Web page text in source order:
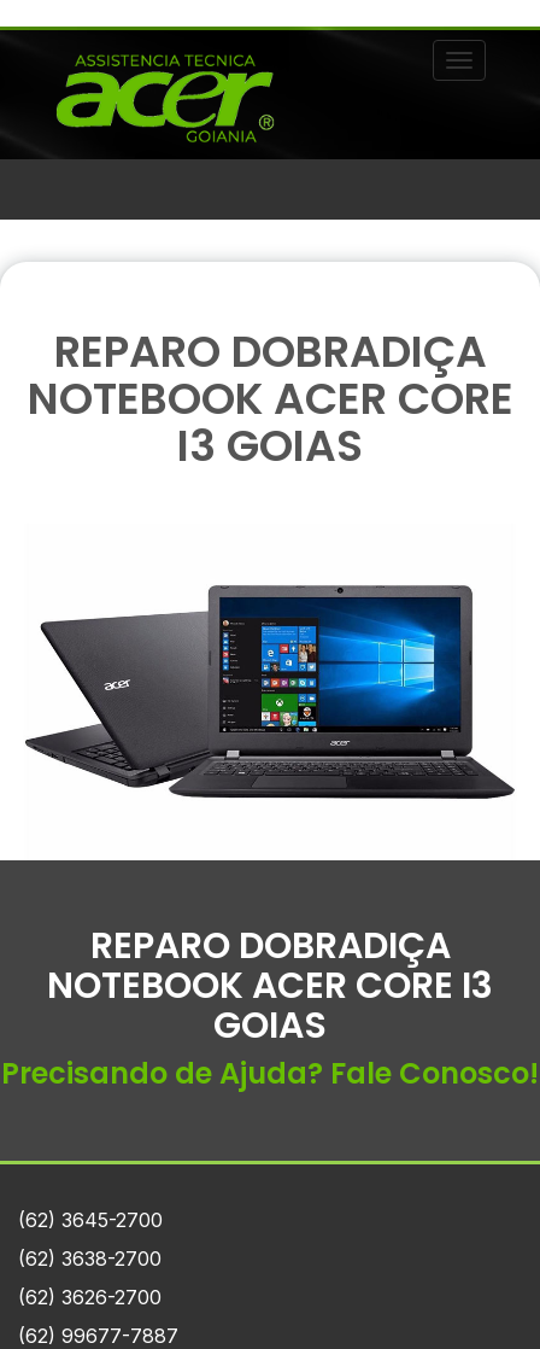
Alternar
REPARO DOBRADIÇA
NOTEBOOK ACER CORE
I3 GOIAS
REPARO DOBRADIÇA
NOTEBOOK ACER CORE I3
GOIAS
Precisando de Ajuda? Fale Conosco!
(62) 3645-2700
(62) 3638-2700
(62) 3626-2700
(62) 99677-7887